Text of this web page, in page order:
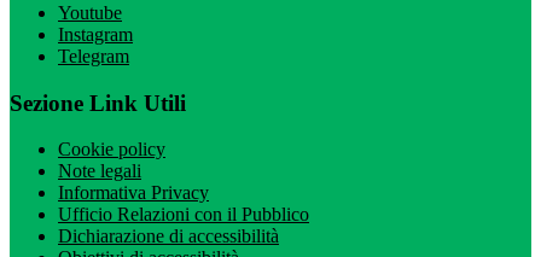
Youtube
Instagram
Telegram
Sezione Link Utili
Cookie policy
Note legali
Informativa Privacy
Ufficio Relazioni con il Pubblico
Dichiarazione di accessibilità